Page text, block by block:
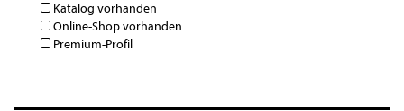
Katalog vorhanden
Online-Shop vorhanden
Premium-Profil